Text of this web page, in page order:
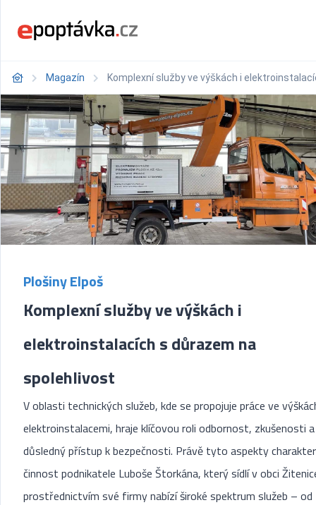
Magazín Komplexní služby ve výškách i
Plošiny Elpoš
Komplexní služby ve výškách i
elektroinstalacích s důrazem na
spolehlivost
V oblasti technických služeb, kde se propojuje práce ve
elektroinstalacemi, hraje klíčovou roli odbornost, zkušenosti a
důsledný přístup k bezpečnosti. Právě tyto aspekty
činnost podnikatele Luboše Štorkána, který sídlí v obci
prostřednictvím své firmy nabízí široké spektrum služeb – od